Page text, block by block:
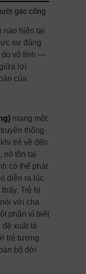
gác cổng
nào hiện tại
sự đáng
do vô tình —
lợi
của
mang một
thống
trẻ về đến
nó tồn tại
có thể phát
diễn ra lúc
Trẻ bị
với cha
phần vì biết
xuất là
trẻ tương
bộ đời